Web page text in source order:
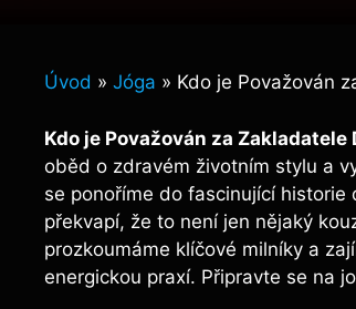
Úvod » Jóga » Kdo je Považován
Kdo je Považován za
oběd o zdravém životním stylu a
se ponoříme do fascinující
překvapí, že to není jen nějaký
prozkoumáme klíčové milníky a
energickou praxí. Připravte se na